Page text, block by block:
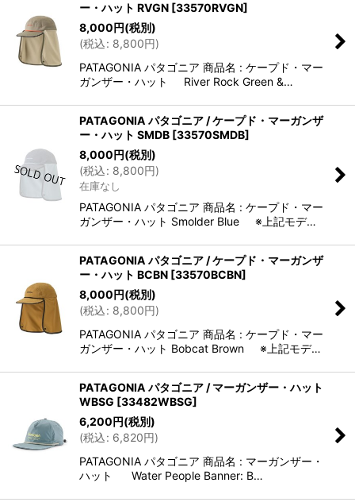
並び順:
絞り込む
ー・ハット RVGN [33570RVGN]
8,000円(税別)
(税込: 8,800円)
PATAGONIA パタゴニア 商品名 : ケープド・マー
ガンザー・ハット River Rock Green &…
PATAGONIA パタゴニア / ケープド・マーガンザ
ー・ハット SMDB [33570SMDB]
8,000円(税別)
(税込: 8,800円)
在庫なし
PATAGONIA パタゴニア 商品名 : ケープド・マー
ガンザー・ハット Smolder Blue ※上記モデ…
PATAGONIA パタゴニア / ケープド・マーガンザ
ー・ハット BCBN [33570BCBN]
8,000円(税別)
(税込: 8,800円)
PATAGONIA パタゴニア 商品名 : ケープド・マー
ガンザー・ハット Bobcat Brown ※上記モデ…
PATAGONIA パタゴニア / マーガンザー・ハット
WBSG [33482WBSG]
6,200円(税別)
(税込: 6,820円)
PATAGONIA パタゴニア 商品名 : マーガンザー・
ハット Water People Banner: B…